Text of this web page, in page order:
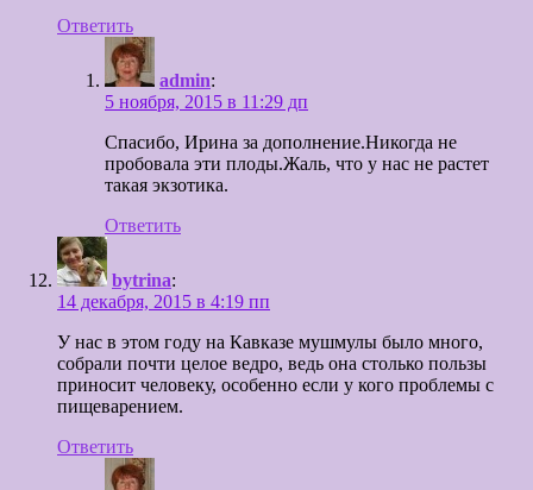
Ответить
admin:
5 ноября, 2015 в 11:29 дп
Спасибо, Ирина за дополнение.Никогда не
пробовала эти плоды.Жаль, что у нас не растет
такая экзотика.
Ответить
bytrina:
14 декабря, 2015 в 4:19 пп
У нас в этом году на Кавказе мушмулы было много,
собрали почти целое ведро, ведь она столько пользы
приносит человеку, особенно если у кого проблемы с
пищеварением.
Ответить